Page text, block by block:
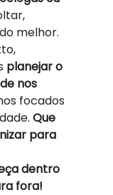
melhor.
planejar o
nos
focados
Que
para
dentro
fora!